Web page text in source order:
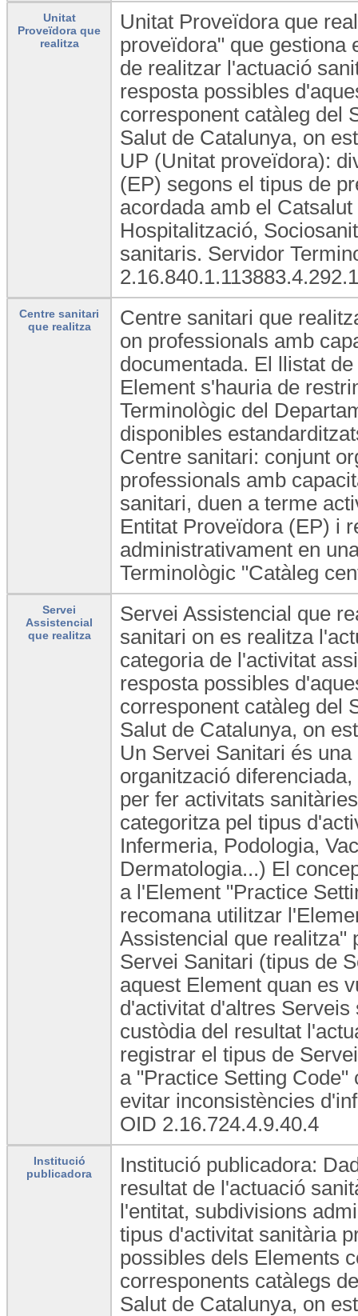
Unitat
Proveïdora que
realitza
Unitat Proveïdora que
proveïdora" que gestiona
de realitzar l'actuació
resposta possibles
corresponent catàleg del
Salut de Catalunya, on
UP (Unitat proveïdora):
(EP) segons el tipus de
acordada amb el
Hospitalització,
sanitaris. Servidor
Centre sanitari
que realitza
Centre sanitari que
on professionals amb
documentada. El llistat
Element s'hauria de
Terminològic del
disponibles
Centre sanitari: conjunt
professionals amb
sanitari, duen a terme
Entitat Proveïdora (EP) i
administrativament en
Terminològic "Catàleg
Servei
Assistencial
que realitza
Servei Assistencial que
sanitari on es realitza
categoria de l'activitat
resposta possibles
corresponent catàleg del
Salut de Catalunya, on
Un Servei Sanitari és
organització
per fer activitats
categoritza pel tipus
Infermeria, Podologia,
Dermatologia...) El
a l'Element "Practice
recomana utilitzar
Assistencial que realitza"
Servei Sanitari (tipus de
aquest Element quan es
d'activitat d'altres
custòdia del resultat
registrar el tipus de
a "Practice Setting
evitar inconsistències
OID 2.16.724.4.9.40.4
Institució
publicadora
Institució publicadora:
resultat de l'actuació
l'entitat, subdivisions
tipus d'activitat sanitària
possibles dels Elements
corresponents catàlegs
Salut de Catalunya, on